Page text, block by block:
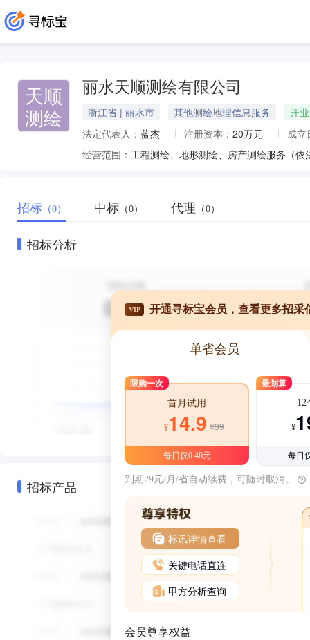
天顺
测绘
丽水天顺测绘有限公司
浙江省 | 丽水市 其他测绘地理信息服务
开业
法定代表人： 蓝杰 注册资本： 20万元
成立
经营范围： 工程测绘、地形测绘、房产测绘服务（
招标 （0） 中标 （0） 代理 （0）
招标分析
招标产品
VIP 开通寻标宝会员，查看更多招采
单省会员
限购一次
首月试用
¥14.9 ¥39
每日仅0.48元
最划算
12
¥
每日
到期29元/月/省自动续费，可随时取消。
标讯详情查看
关键电话直连
甲方分析查询
会员尊享权益